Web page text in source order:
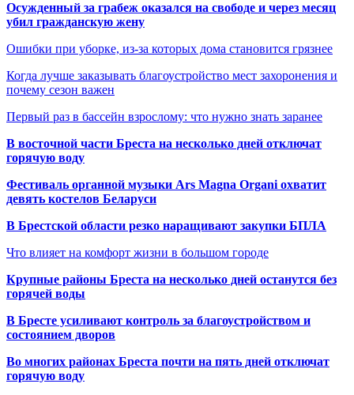
Осужденный за грабеж оказался на свободе и через месяц
убил гражданскую жену
Ошибки при уборке, из-за которых дома становится грязнее
Когда лучше заказывать благоустройство мест захоронения и
почему сезон важен
Первый раз в бассейн взрослому: что нужно знать заранее
В восточной части Бреста на несколько дней отключат
горячую воду
Фестиваль органной музыки Ars Magna Organi охватит
девять костелов Беларуси
В Брестской области резко наращивают закупки БПЛА
Что влияет на комфорт жизни в большом городе
Крупные районы Бреста на несколько дней останутся без
горячей воды
В Бресте усиливают контроль за благоустройством и
состоянием дворов
Во многих районах Бреста почти на пять дней отключат
горячую воду